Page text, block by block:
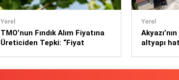
Yerel
TMO’nun Fındık Alım Fiyatına
Üreticiden Tepki: “Fiyat
Yerel
altyapı